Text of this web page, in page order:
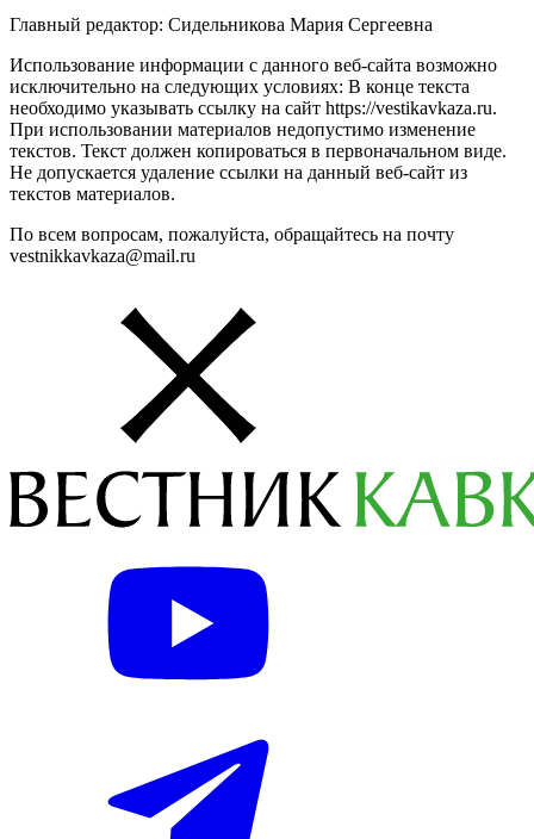
Главный редактор: Сидельникова Мария Сергеевна
Использование информации с данного веб-сайта возможно
исключительно на следующих условиях: В конце текста
необходимо указывать ссылку на сайт https://vestikavkaza.ru.
При использовании материалов недопустимо изменение
текстов. Текст должен копироваться в первоначальном виде.
Не допускается удаление ссылки на данный веб-сайт из
текстов материалов.
По всем вопросам, пожалуйста, обращайтесь на почту
vestnikkavkaza@mail.ru